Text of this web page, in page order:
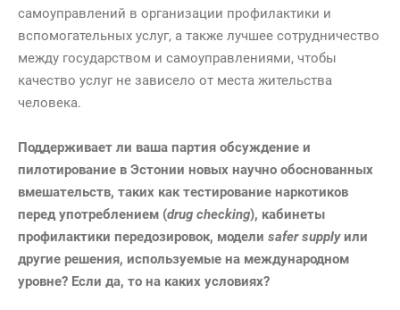
самоуправлений в организации профилактики и
вспомогательных услуг, а также лучшее сотрудничество
между государством и самоуправлениями, чтобы
качество услуг не зависело от места жительства
человека.
Поддерживает ли ваша партия обсуждение и
пилотирование в Эстонии новых научно обоснованных
вмешательств, таких как тестирование наркотиков
перед употреблением (drug checking), кабинеты
профилактики передозировок, модели safer supplyили
другие решения, используемые на международном
уровне? Если да, то на каких условиях?